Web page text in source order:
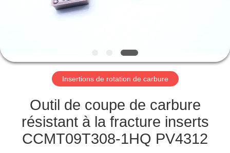
VISITE
L'USINE
CATALOGUE
Insertions de rotation de carbure
Outil de coupe de carbure
résistant à la fracture inserts
CCMT09T308-1HQ PV4312